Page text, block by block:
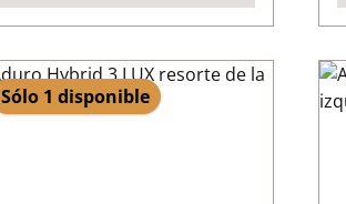
Sólo 1 disponible